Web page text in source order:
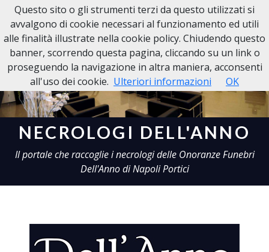
Necrologi Dell'Anno
NECROLOGI DELL'ANNO
Il portale che raccoglie i necrologi delle Onoranze Funebri
Dell'Anno di Napoli Portici
Questo sito o gli strumenti terzi da questo utilizzati si
avvalgono di cookie necessari al funzionamento ed utili
alle finalità illustrate nella cookie policy. Chiudendo questo
banner, scorrendo questa pagina, cliccando su un link o
proseguendo la navigazione in altra maniera, acconsenti
all'uso dei cookie. Ulteriori informazioni OK